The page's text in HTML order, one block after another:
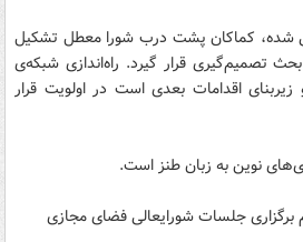
شده، کماکان پشت درب شورا معطل تشکیل
تصمیم‌گیری قرار گیرد. راه‌اندازی شبکه‌ی
اقدامات بعدی است در اولویت قرار
نوین به زبان طنز است.